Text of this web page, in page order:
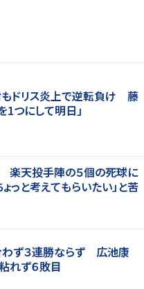
もドリス炎上で逆転負け 藤
1つにして明日」
楽天投手陣の５個の死球に
ょっと考えてもらいたい」と苦
わず３連勝ならず 広池康
れず６敗目